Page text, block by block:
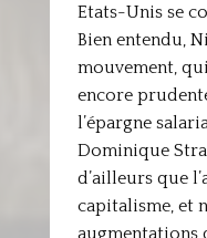
Etats-Unis se
Bien entendu,
mouvement,
encore
l’épargne
Dominique
d’ailleurs que
capitalisme, et
augmentations